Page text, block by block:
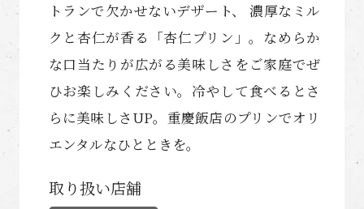
トランで欠かせないデザート、 濃厚なミル
クと杏仁が香る「杏仁プリン」。なめらか
な口当たりが広がる美味しさをご家庭でぜ
ひお楽しみください。冷やして食べるとさ
らに美味しさUP。重慶飯店のプリンでオリ
エンタルなひとときを。
取り扱い店舗